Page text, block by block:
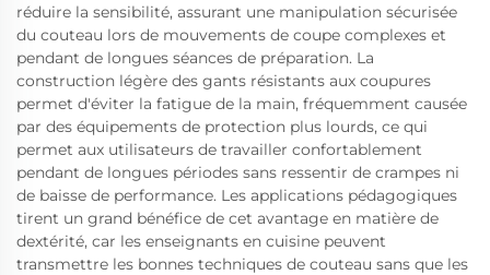
réduire la sensibilité, assurant une manipulation sécurisée
du couteau lors de mouvements de coupe complexes et
pendant de longues séances de préparation. La
construction légère des gants résistants aux coupures
permet d'éviter la fatigue de la main, fréquemment causée
par des équipements de protection plus lourds, ce qui
permet aux utilisateurs de travailler confortablement
pendant de longues périodes sans ressentir de crampes ni
de baisse de performance. Les applications pédagogiques
tirent un grand bénéfice de cet avantage en matière de
dextérité, car les enseignants en cuisine peuvent
transmettre les bonnes techniques de couteau sans que les